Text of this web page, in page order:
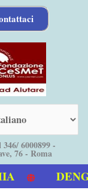
6000899 -
76 - Roma